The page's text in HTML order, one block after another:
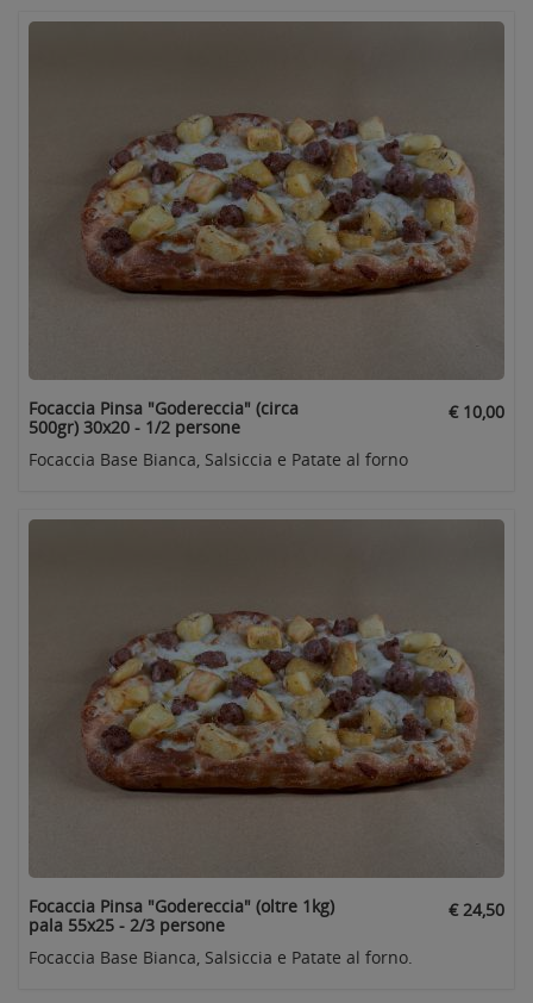
Focaccia Pinsa "Godereccia" (circa
500gr) 30x20 - 1/2 persone
€ 10,00
Focaccia Base Bianca, Salsiccia e Patate al forno
Focaccia Pinsa "Godereccia" (oltre 1kg)
pala 55x25 - 2/3 persone
€ 24,50
Focaccia Base Bianca, Salsiccia e Patate al forno.